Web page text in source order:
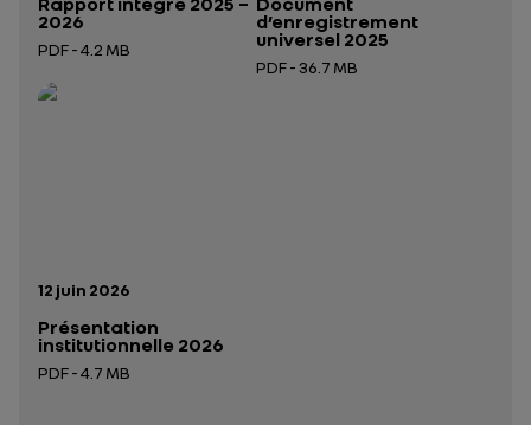
2026
PDF - 4.2 MB
Ouverture dans un nouvel onglet
d’enregistrement
universel 2025
PDF - 36.7 MB
Date de publication:
12 juin 2026
Présentation
institutionnelle 2026
PDF - 4.7 MB